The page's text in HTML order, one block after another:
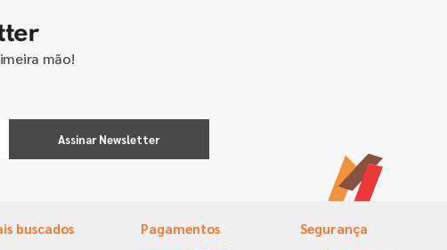
mão!
Assinar Newsletter
buscados Pagamentos Segurança